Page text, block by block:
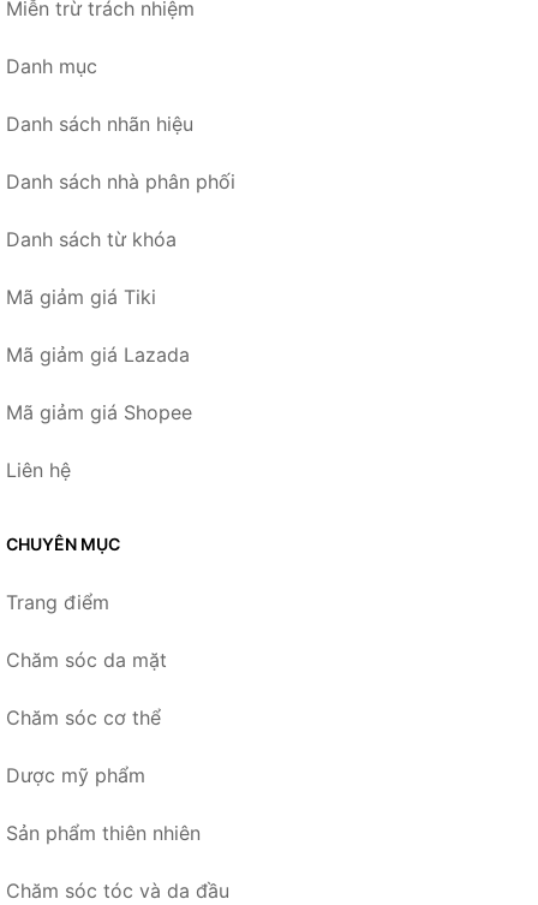
Miễn trừ trách nhiệm
Danh mục
Danh sách nhãn hiệu
Danh sách nhà phân phối
Danh sách từ khóa
Mã giảm giá Tiki
Mã giảm giá Lazada
Mã giảm giá Shopee
Liên hệ
CHUYÊN MỤC
Trang điểm
Chăm sóc da mặt
Chăm sóc cơ thể
Dược mỹ phẩm
Sản phẩm thiên nhiên
Chăm sóc tóc và da đầu